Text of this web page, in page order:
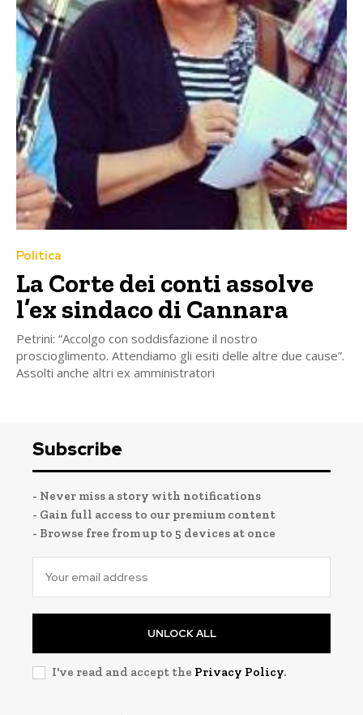
Politica
La Corte dei conti assolve
l’ex sindaco di Cannara
Petrini: “Accolgo con soddisfazione il nostro
proscioglimento. Attendiamo gli esiti delle altre due cause”.
Assolti anche altri ex amministratori
Subscribe
- Never miss a story with notifications
- Gain full access to our premium content
- Browse free from up to 5 devices at once
UNLOCK ALL
I've read and accept the Privacy Policy.